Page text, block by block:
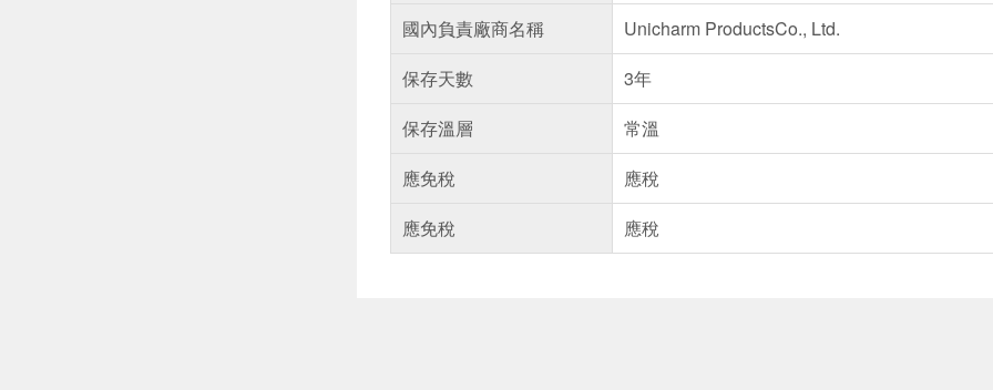
國內負責廠商名稱
Unicharm ProductsCo., Ltd.
保存天數
3年
保存溫層
常溫
應免稅
應稅
應免稅
應稅